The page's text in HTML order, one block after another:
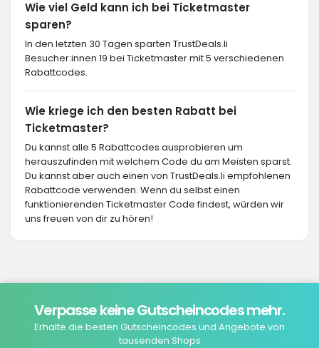
Wie viel Geld kann ich bei Ticketmaster
sparen?
In den letzten 30 Tagen sparten TrustDeals.li
Besucher:innen 19 bei Ticketmaster mit 5 verschiedenen
Rabattcodes.
Wie kriege ich den besten Rabatt bei
Ticketmaster?
Du kannst alle 5 Rabattcodes ausprobieren um
herauszufinden mit welchem Code du am Meisten sparst.
Du kannst aber auch einen von TrustDeals.li empfohlenen
Rabattcode verwenden. Wenn du selbst einen
funktionierenden Ticketmaster Code findest, würden wir
uns freuen von dir zu hören!
Verpasse keine Gutscheincodes mehr.
Erhalte die besten Gutscheincodes und Angebote von
tausenden Shops